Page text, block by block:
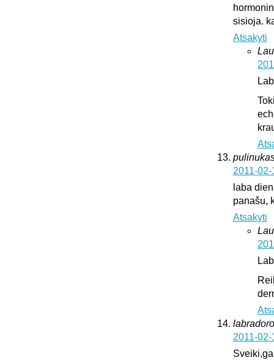
sisioja.
Atsakyti
2011-
laba
panašu,
Atsakyti
2011-